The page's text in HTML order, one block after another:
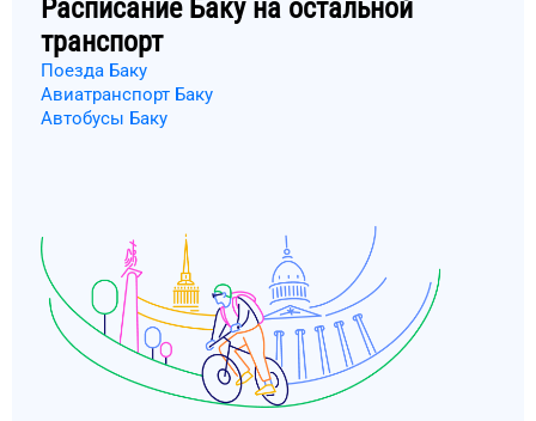
Расписание Бакуна остальной
транспорт
Поезда Баку
Авиатранспорт Баку
Автобусы Баку